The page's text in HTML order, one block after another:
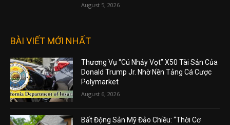
August 5, 2026
BÀI VIẾT MỚI NHẤT
Thương Vụ “Cú Nhảy Vọt” X50 Tài Sản Của
Donald Trump Jr. Nhờ Nền Tảng Cá Cược
Polymarket
August 6, 2026
Bất Động Sản Mỹ Đảo Chiều: “Thời Cơ